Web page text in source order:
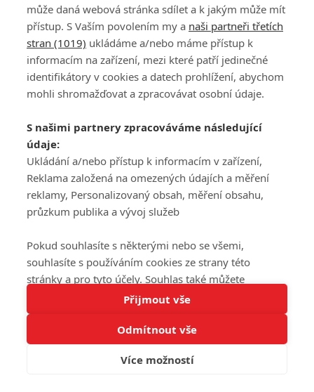
Tato stránka používá soubory cookies.
Rozumím
může daná webová stránka sdílet a k jakým může mít
přístup. S Vaším povolením my a naši partneři třetích
stran (1019) ukládáme a/nebo máme přístup k
informacím na zařízení, mezi které patří jedinečné
identifikátory v cookies a datech prohlížení, abychom
mohli shromažďovat a zpracovávat osobní údaje.
S našimi partnery zpracováváme následující
údaje:
Ukládání a/nebo přístup k informacím v zařízení,
Reklama založená na omezených údajích a měření
reklamy, Personalizovaný obsah, měření obsahu,
průzkum publika a vývoj služeb
Pokud souhlasíte s některými nebo se všemi,
souhlasíte s používáním cookies ze strany této
stránky a pro tyto účely. Souhlas také můžete
odmítnout, ale v takovém případě vám na stránce
nebudou k dispozici některé personalizované funkce.
Vaše volby souhlasu se budou vztahovat pouze na
tuto webovou stránku. Vaše nastavení a odvolání
souhlasu můžete kdykoli změnit na stránce s
Přijmout vše
Odmítnout vše
Více možností